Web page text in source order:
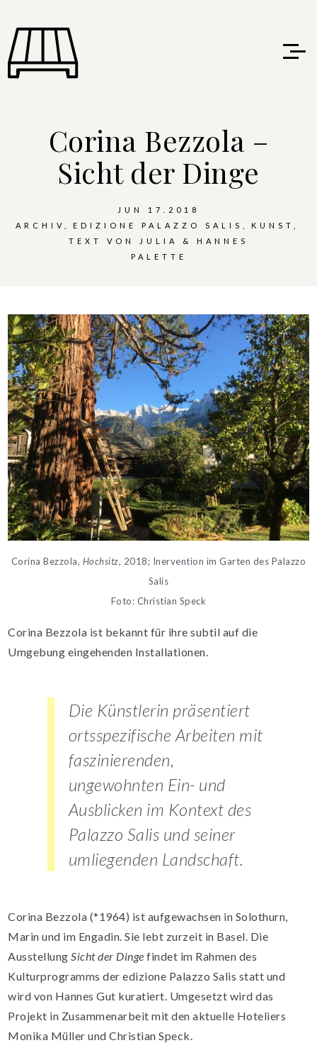
Corina Bezzola –
Sicht der Dinge
JUN 17.2018
ARCHIV
EDIZIONE PALAZZO SALIS
KUNST
TEXT VON JULIA & HANNES
PALETTE
Corina Bezzola, Hochsitz, 2018; Inervention im Garten des Palazzo
Salis
Foto: Christian Speck
Corina Bezzola ist bekannt für ihre subtil auf die
Umgebung eingehenden Installationen.
Die Künstlerin präsentiert
ortsspezifische Arbeiten mit
faszinierenden,
ungewohnten Ein- und
Ausblicken im Kontext des
Palazzo Salis und seiner
umliegenden Landschaft.
Corina Bezzola (*1964) ist aufgewachsen in Solothurn,
Marin und im Engadin. Sie lebt zurzeit in Basel. Die
AusstellungSicht der Dingefindet im Rahmen des
Kulturprogramms der edizione Palazzo Salis statt und
wird von Hannes Gut kuratiert. Umgesetzt wird das
Projekt in Zusammenarbeit mit den aktuelle Hoteliers
Monika Müller und Christian Speck.